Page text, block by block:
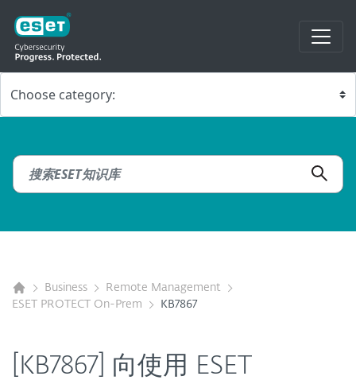
Business
Remote Management
ESET PROTECT On-Prem
KB7867
[KB7867] 向使用 ESET